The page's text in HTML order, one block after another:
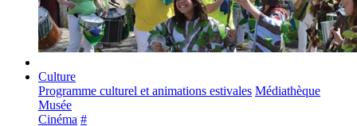
Culture
Programme culturel et animations estivales Médiathèque
Musée
Cinéma #